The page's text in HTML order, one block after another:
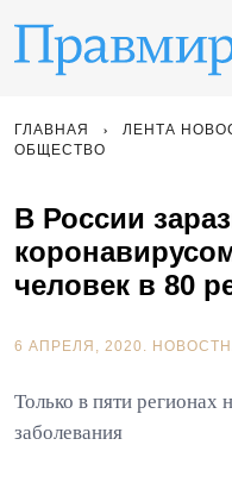
ГЛАВНАЯ ЛЕНТА
ОБЩЕСТВО
В России
человек в 80
6 АПРЕЛЯ, 2020.
Только в пяти регионах
заболевания